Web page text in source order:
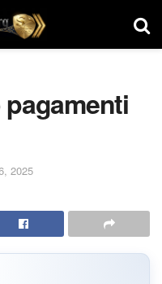
pagamenti
2025